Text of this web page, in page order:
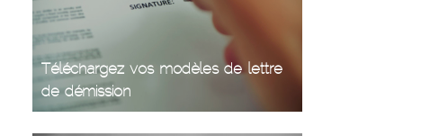
Téléchargez vos modèles de lettre
de démission